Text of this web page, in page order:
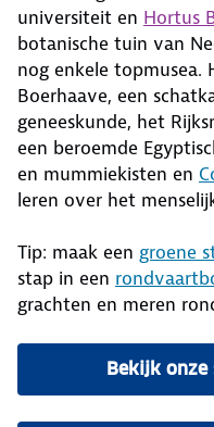
universiteit en Hortus
botanische tuin van
nog enkele topmusea.
Boerhaave, een
geneeskunde, het
een beroemde
en mummiekisten en
leren over het
Tip: maak een groene
stap in een
grachten en meren
Bekijk onze